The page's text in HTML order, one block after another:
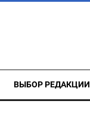
ВЫБОР РЕДАКЦИИ